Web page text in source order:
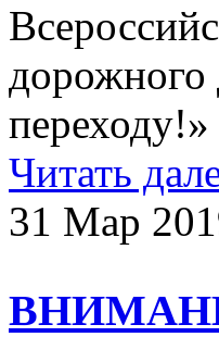
переходу!»
Читать
31 Мар